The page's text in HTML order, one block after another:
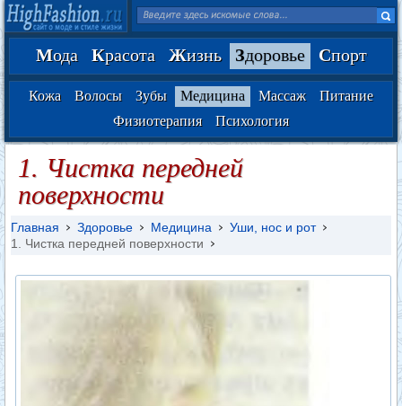
Мода Красота Жизнь Здоровье Спорт
Кожа Волосы Зубы Медицина Массаж
Питание
Физиотерапия
Психология
1. Чистка передней
поверхности
Главная Здоровье Медицина
Уши, нос и рот
1. Чистка передней поверхности